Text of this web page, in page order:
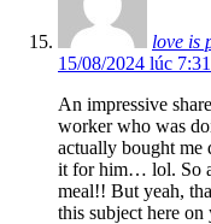
love is
15/08/2024 lúc
An impressive
worker who was
actually bought me
it for him… lol. So
meal!! But yeah,
this subject here on